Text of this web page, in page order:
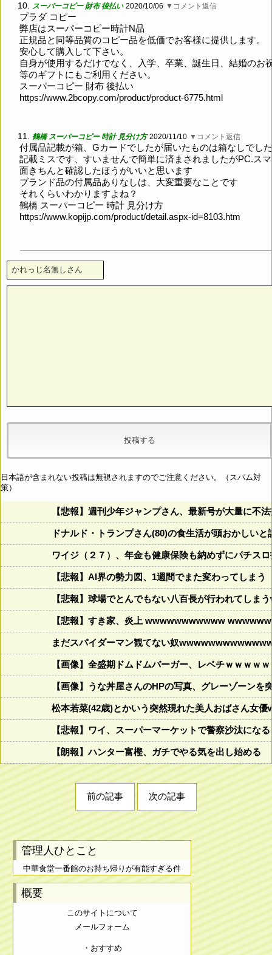
10. スーパーコピー 財布 後払い 2020/10/06 ▼コメント返信
プラダ コピー
弊店はスーパーコピー時計N品
正規品と同等品質のコピー品を低価でお客様に提供します。
安心して購入して下さい。
自身が使用するだけでなく、入学、卒業、誕生日、結婚のお
等のギフトにもご利用ください。
スーパーコピー 財布 後払い
https://www.2bcopy.com/product/product-6775.html
11. 鶴橋 スーパーコピー 時計 見分け方 2020/11/10 ▼コメント返信
付属品記載が箱、Gカードでしたが届いたものは箱なしでした
記載ミスです、すいませんで簡単に済まされましたがPC.ス
面きちんと確認したほうがいいと思います
ブランド品の付属品ありなしは、大変重要なことです
それくらいわかりますよね？
鶴橋 スーパーコピー 時計 見分け方
https://www.kopijp.com/product/detail.aspx-id=8103.htm
日本語が含まれない投稿は無視されますのでご注意ください。（スパム対
策）
【悲報】週刊少年ジャンプさん、最新号が大量に不
ドナルド・トランプさん(80)の食生活が頭おかしい
ワイジ（２７）、年金も健康保険も納めずにパチス
【悲報】AI界の勢力図、1週間でまた変わってしまう
【悲報】球場でとんでもない八百長が行われてし
【悲報】すき家、炎上 wwwwwwwwwww
まだスパイダーマン観てない奴
【画像】全盛期ドムドムバーガー、レベチｗｗｗｗ
【画像】うな丼屋さんのHPの写真、グレーゾーンを
松本若菜(42歳)とかいう突然現れた美人おばさん女優
【悲報】ワイ、スーパーマーケットで警察沙汰にな
【朗報】ハンター富樫、ガチでやる気を出し始める
前の記事 次の記事
管理人ひとこと
中華食堂一番館のお持ち帰りが有能すぎる件
概要
このサイトについて
メールフォーム
・おすすめ